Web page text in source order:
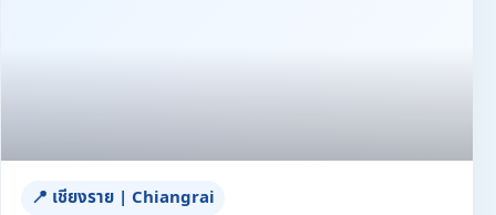
📍 เชียงราย | Chiangrai